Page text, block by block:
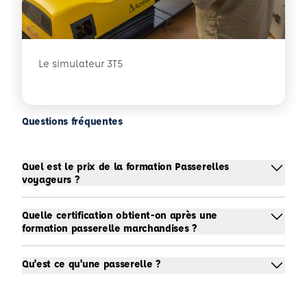
Le simulateur 3T5
Questions fréquentes
Quel est le prix de la formation Passerelles
voyageurs ?
Quelle certification obtient-on après une
formation passerelle marchandises ?
Qu'est ce qu'une passerelle ?